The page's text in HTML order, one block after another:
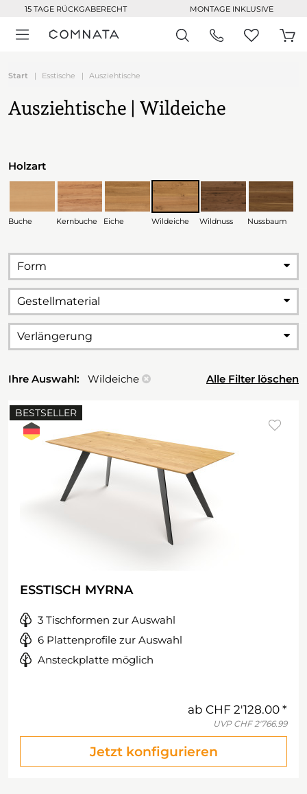
15 TAGE RÜCKGABERECHT MONTAGE INKLUSIVE
Start Esstische Ausziehtische
Ausziehtische | Wildeiche
Holzart
Buche Kernbuche Eiche Wildeiche Wildnuss Nussbaum
Form
Gestellmaterial
Verlängerung
Ihre Auswahl: Wildeiche Alle Filter löschen
BESTSELLER
ESSTISCH MYRNA
3 Tischformen zur Auswahl
6 Plattenprofile zur Auswahl
Ansteckplatte möglich
ab CHF 2'128.00
UVP CHF 2'766.99
Jetzt konfigurieren